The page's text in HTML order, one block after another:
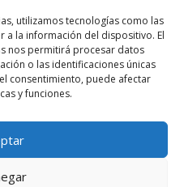
utilizamos tecnologías como las
a la información del dispositivo. El
nos permitirá procesar datos
o las identificaciones únicas
consentimiento, puede afectar
y funciones.
Todos los derechos
reservados.
de privacidad